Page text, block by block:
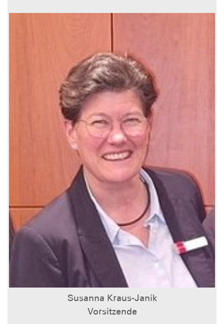
Susanna Kraus-Janik
Vorsitzende